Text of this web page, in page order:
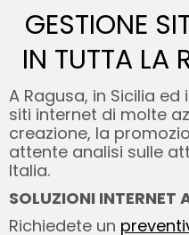
GESTIONE
IN TUTTA LA
A Ragusa, in Sicilia
siti internet di molte
creazione, la
attente analisi sulle
Italia.
SOLUZIONI INTERNET
Richiedete un